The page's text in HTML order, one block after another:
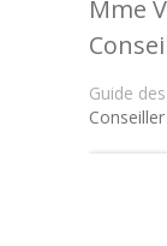
Mme
Guide